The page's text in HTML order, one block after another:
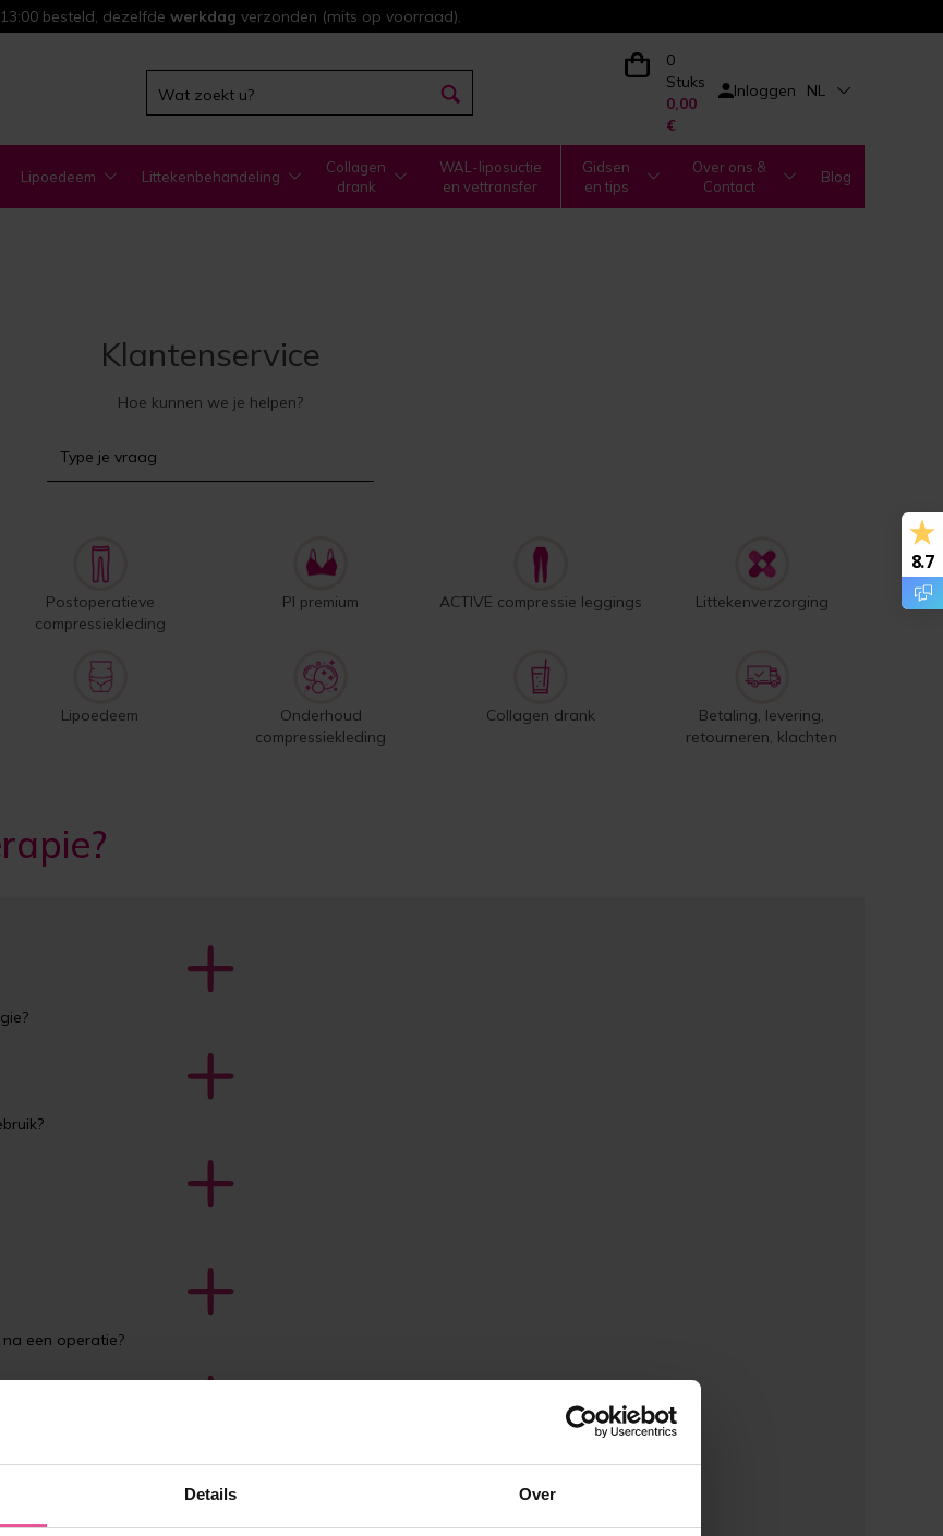
Details Over
besteld, dezelfde werkdag verzonden (mits op voorraad).
0
Stuks
0,00
€
Inloggen NL
Lipoedeem Littekenbehandeling
Collagen
drank
WAL-liposuctie
en vettransfer
Gidsen
en tips
Over ons &
Contact
Blog
Klantenservice
Hoe kunnen we je helpen?
Postoperatieve
compressiekleding
PI premium ACTIVE compressie leggings Littekenverzorging
Lipoedeem
Onderhoud
compressiekleding
Collagen drank
Betaling, levering,
retourneren, klachten
een operatie?
8.7